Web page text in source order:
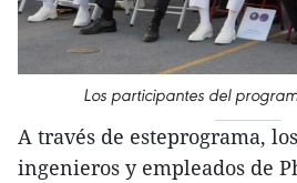
Los participantes del
A través de esteprograma,
ingenieros y empleados de